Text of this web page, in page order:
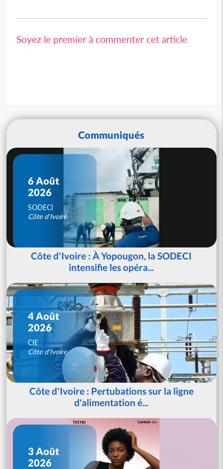
Soyez le premier à commenter cet article
Communiqués
6 Août
2026
SODECI
Côte d'Ivoire
Côte d'Ivoire : À Yopougon, la SODECI
intensifie les opéra...
4 Août
2026
CIE
Côte d'Ivoire
Côte d'Ivoire : Pertubations sur la ligne
d'alimentation é...
3 Août
2026